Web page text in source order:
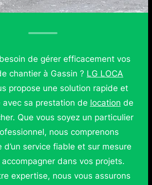
de gérer efficacement vos
chantier à Gassin ? LG LOCA
propose une solution rapide et
avec sa prestation de location de
Que vous soyez un particulier
nous comprenons
d’un service fiable et sur mesure
dans vos projets.
expertise, nous vous assurons